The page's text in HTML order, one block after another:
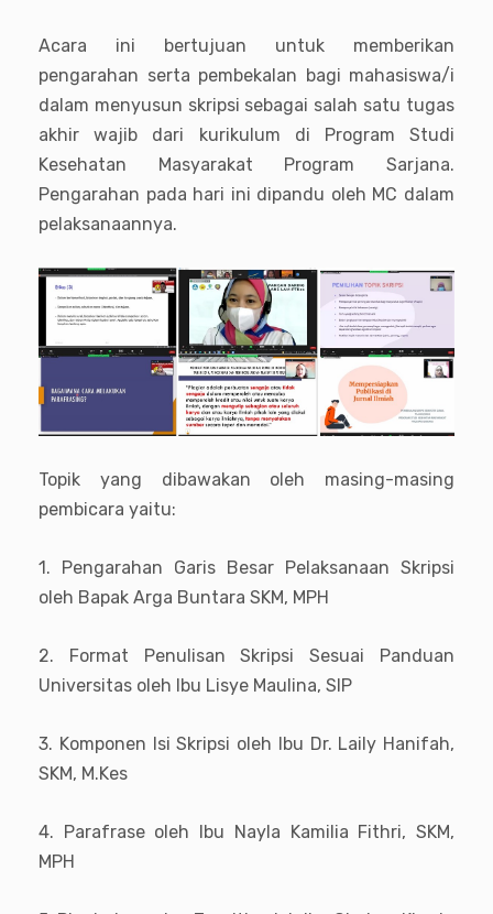
Acara ini bertujuan untuk memberikan
pengarahan serta pembekalan bagi mahasiswa/i
dalam menyusun skripsi sebagai salah satu tugas
akhir wajib dari kurikulum di Program Studi
Kesehatan Masyarakat Program Sarjana.
Pengarahan pada hari ini dipandu oleh MC dalam
pelaksanaannya.
Topik yang dibawakan oleh masing-masing
pembicara yaitu:
1. Pengarahan Garis Besar Pelaksanaan Skripsi
oleh Bapak Arga Buntara SKM, MPH
2. Format Penulisan Skripsi Sesuai Panduan
Universitas oleh Ibu Lisye Maulina, SIP
3. Komponen Isi Skripsi oleh Ibu Dr. Laily Hanifah,
SKM, M.Kes
4. Parafrase oleh Ibu Nayla Kamilia Fithri, SKM,
MPH